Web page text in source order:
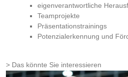
eigenverantwortliche
Teamprojekte
Präsentationstrainings
Potenzialerkennung und
Das könnte Sie interessieren